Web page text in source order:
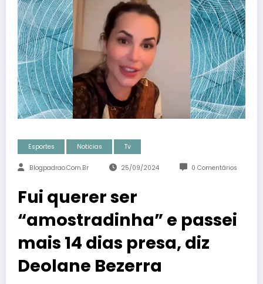
Esportes Noticias Tv
Blogpadrao.com.br 25/09/2024 0 Comentários
Fui querer ser
“amostradinha” e passei
mais 14 dias presa, diz
Deolane Bezerra